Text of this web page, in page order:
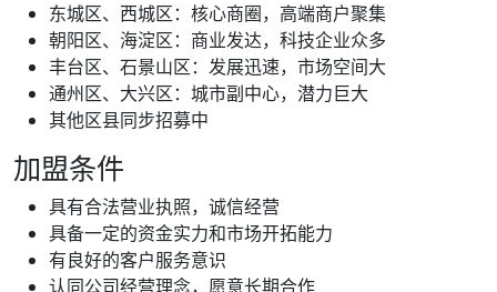
东城区、西城区：核心商圈，高端商户聚集
朝阳区、海淀区：商业发达，科技企业众多
丰台区、石景山区：发展迅速，市场空间大
通州区、大兴区：城市副中心，潜力巨大
其他区县同步招募中
加盟条件
具有合法营业执照，诚信经营
具备一定的资金实力和市场开拓能力
有良好的客户服务意识
认同公司经营理念，愿意长期合作